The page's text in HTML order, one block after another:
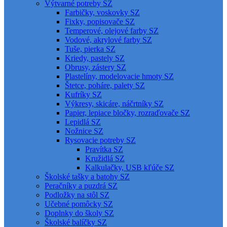
Výtvarné potreby SZ
Farbičky, voskovky SZ
Fixky, popisovače SZ
Temperové, olejové farby SZ
Vodové, akrylové farby SZ
Tuše, pierka SZ
Kriedy, pastely SZ
Obrusy, zástery SZ
Plastelíny, modelovacie hmoty SZ
Štetce, poháre, palety SZ
Kufríky SZ
Výkresy, skicáre, náčrtníky SZ
Papier, lepiace bločky, rozraďovače SZ
Lepidlá SZ
Nožnice SZ
Rysovacie potreby SZ
Pravítka SZ
Kružidlá SZ
Kalkulačky, USB kľúče SZ
Školské tašky a batohy SZ
Peračníky a puzdrá SZ
Podložky na stôl SZ
Učebné pomôcky SZ
Doplnky do školy SZ
Školské balíčky SZ